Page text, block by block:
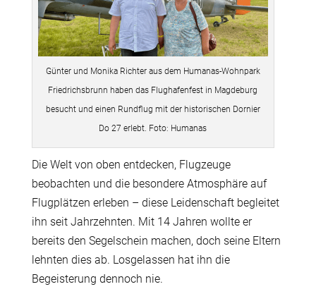
Günter und Monika Richter aus dem Humanas-Wohnpark
Friedrichsbrunn haben das Flughafenfest in Magdeburg
besucht und einen Rundflug mit der historischen Dornier
Do 27 erlebt. Foto: Humanas
Die Welt von oben entdecken, Flugzeuge
beobachten und die besondere Atmosphäre auf
Flugplätzen erleben – diese Leidenschaft begleitet
ihn seit Jahrzehnten. Mit 14 Jahren wollte er
bereits den Segelschein machen, doch seine Eltern
lehnten dies ab. Losgelassen hat ihn die
Begeisterung dennoch nie.